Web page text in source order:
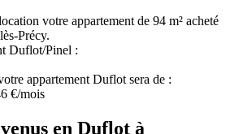
votre appartement de 94 m² acheté
Précy.
Duflot/Pinel :
appartement Duflot sera de :
€/mois
en Duflot à